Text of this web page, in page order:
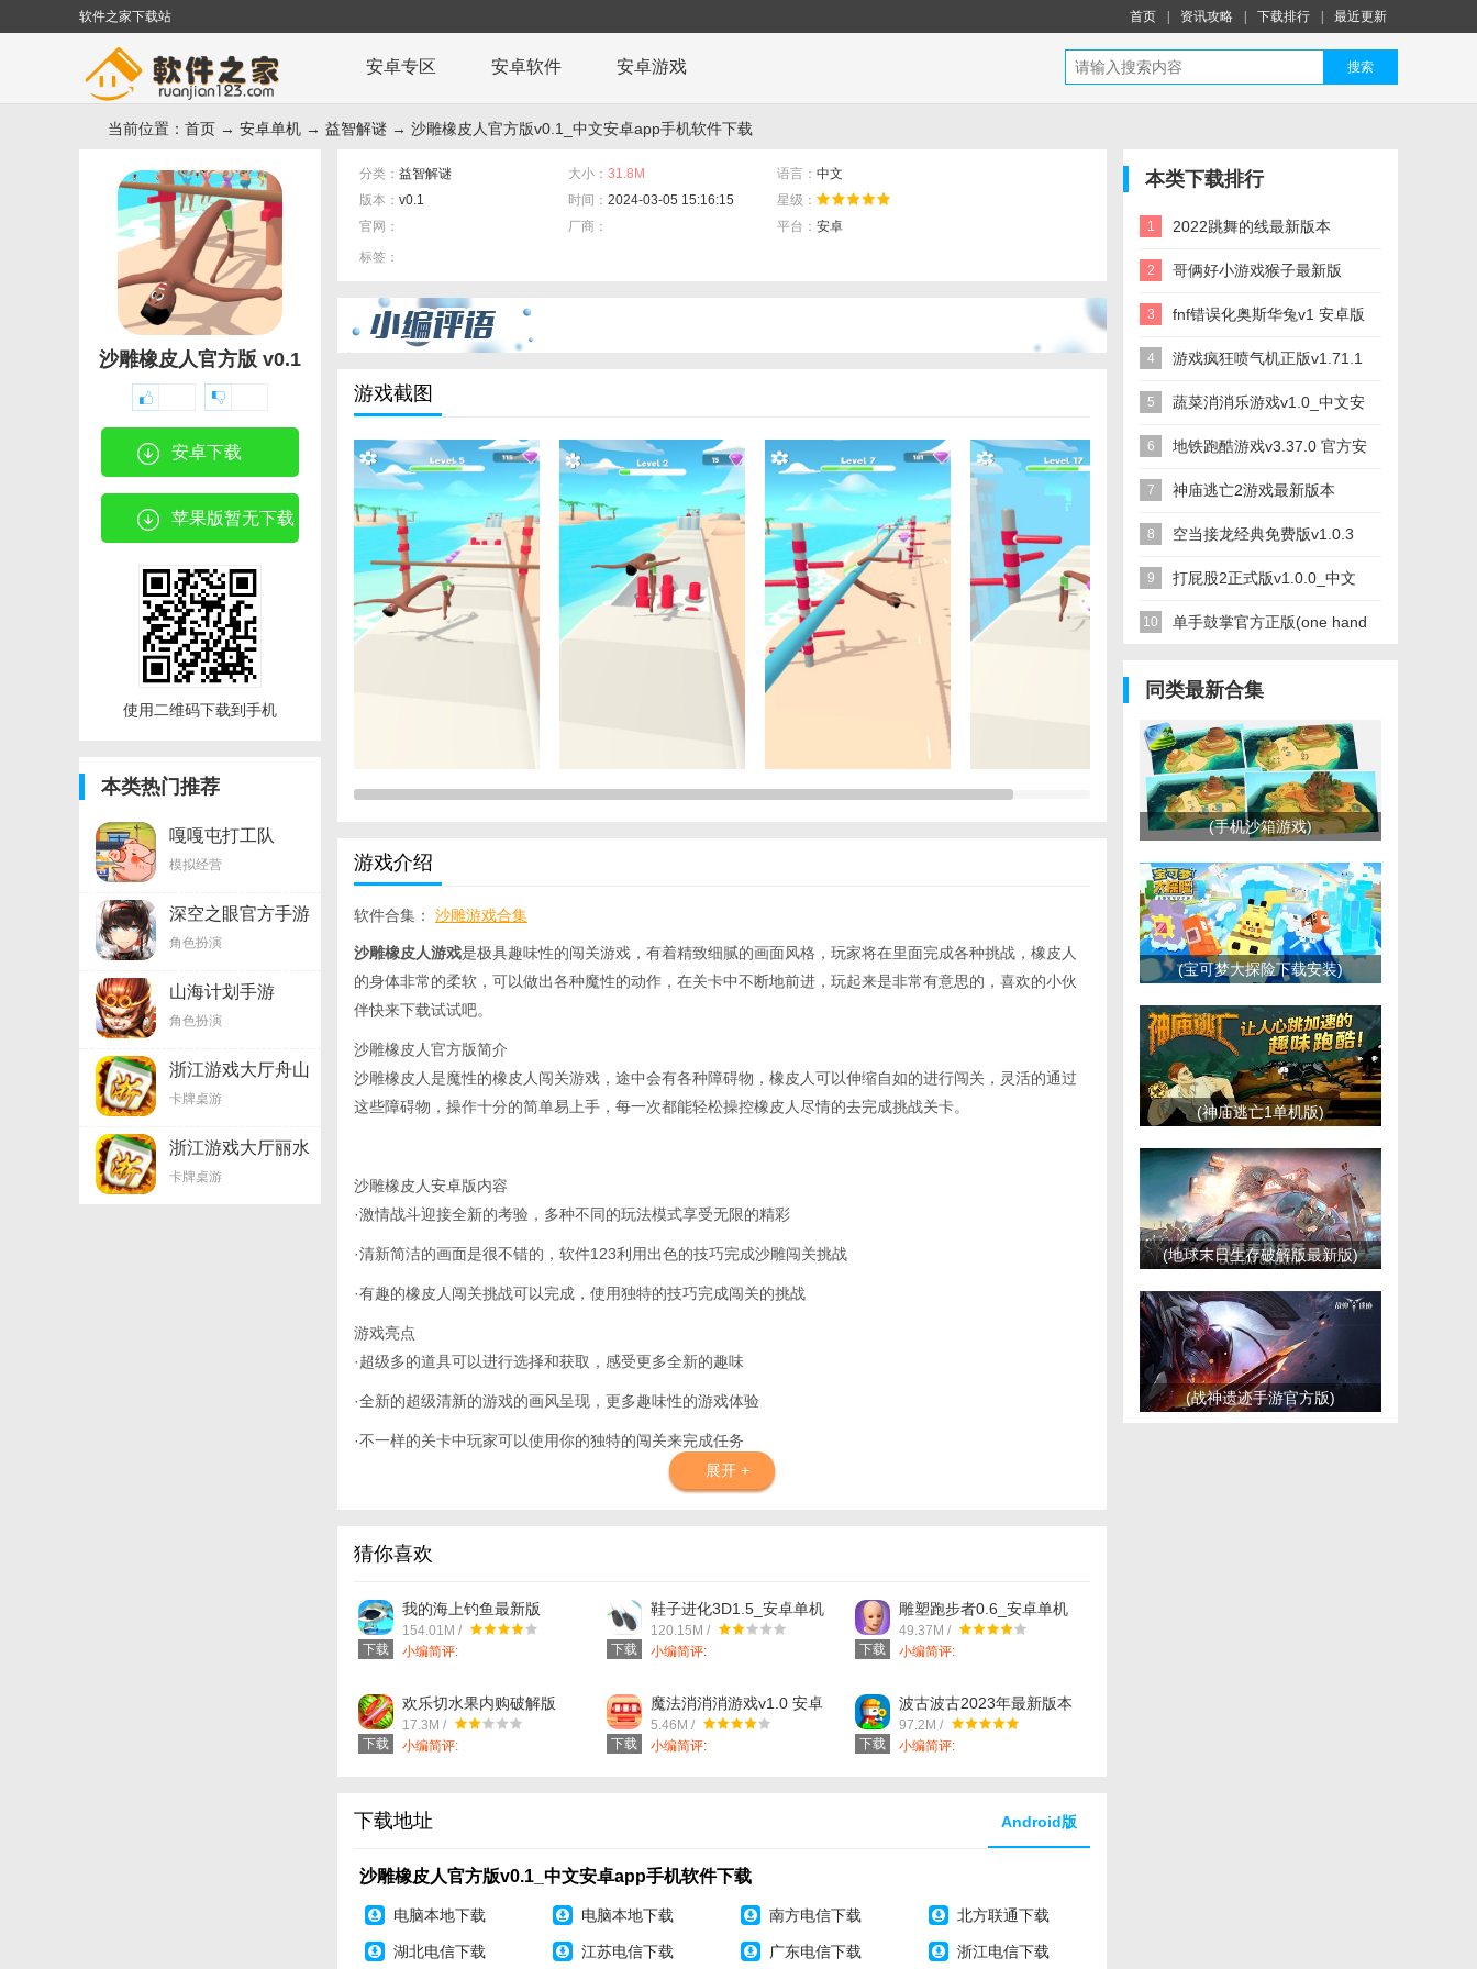
软件之家下载站 首页 资讯攻略 下载排行 最近更新
安卓专区 安卓软件 安卓游戏 搜索
当前位置： 首页 → 安卓单机 → 益智解谜 → 沙雕橡皮人官方版v0.1_中文安卓app手机软件下载
沙雕橡皮人官方版 v0.1
安卓下载
苹果版暂无下载
使用二维码下载到手机
本类热门推荐
嘎嘎屯打工队
模拟经营
深空之眼官方手游
角色扮演
山海计划手游
角色扮演
浙江游戏大厅舟山
卡牌桌游
浙江游戏大厅丽水
卡牌桌游
分类： 益智解谜 大小： 31.8M 语言： 中文
版本： v0.1 时间： 2024-03-05 15:16:15
星级：
官网：
厂商： 平台： 安卓
标签：
游戏截图
游戏介绍
软件合集： 沙雕游戏合集
沙雕橡皮人游戏是极具趣味性的闯关游戏，有着精致细腻的画面风格，玩家将在里面完成各种挑战，橡皮人
的身体非常的柔软，可以做出各种魔性的动作，在关卡中不断地前进，玩起来是非常有意思的，喜欢的小伙
伴快来下载试试吧。
沙雕橡皮人官方版简介
沙雕橡皮人是魔性的橡皮人闯关游戏，途中会有各种障碍物，橡皮人可以伸缩自如的进行闯关，灵活的通过
这些障碍物，操作十分的简单易上手，每一次都能轻松操控橡皮人尽情的去完成挑战关卡。
沙雕橡皮人安卓版内容
·激情战斗迎接全新的考验，多种不同的玩法模式享受无限的精彩
·清新简洁的画面是很不错的，软件123利用出色的技巧完成沙雕闯关挑战
·有趣的橡皮人闯关挑战可以完成，使用独特的技巧完成闯关的挑战
游戏亮点
·超级多的道具可以进行选择和获取，感受更多全新的趣味
·全新的超级清新的游戏的画风呈现，更多趣味性的游戏体验
·不一样的关卡中玩家可以使用你的独特的闯关来完成任务
·灵活控制躲避开无数攻击，冲刺前进
展开 +
猜你喜欢
下载
我的海上钓鱼最新版
v1.0.0 安卓版_中文安卓
app手机软件下载
154.01M /
小编简评:
下载
鞋子进化3D1.5_安卓单机
app手机游戏下载
120.15M /
小编简评:
下载
雕塑跑步者0.6_安卓单机
app手机游戏下载
49.37M /
小编简评:
下载
欢乐切水果内购破解版
v1.4_中文安卓app手机软
件下载
17.3M /
小编简评:
下载
魔法消消消游戏v1.0 安卓
版_中文安卓app手机软件
下载
5.46M /
小编简评:
下载
波古波古2023年最新版本
v1.0.248_中文安卓app手
机软件下载
97.2M /
小编简评:
下载地址 Android版
沙雕橡皮人官方版v0.1_中文安卓app手机软件下载
电脑本地下载 电脑本地下载 南方电信下载 北方联通下载
湖北电信下载 江苏电信下载 广东电信下载 浙江电信下载
本类下载排行
1 2022跳舞的线最新版本
v2.7.40.01 安卓正版_中文安
卓app手机软件下载
2 哥俩好小游戏猴子最新版
v1.0.1 安卓正版_中文安卓
app手机软件下载
3 fnf错误化奥斯华兔v1 安卓版
_中文安卓app手机软件下载
4 游戏疯狂喷气机正版v1.71.1
安卓最新版_中文安卓app手
机软件下载
5 蔬菜消消乐游戏v1.0_中文安
卓app手机软件下载
6 地铁跑酷游戏v3.37.0 官方安
卓版_中文安卓app手机软件
下载
7 神庙逃亡2游戏最新版本
v6.5.1 官方安卓中文版_中文
安卓app手机软件下载
8 空当接龙经典免费版v1.0.3
安卓版_中文安卓app手机软
件下载
9 打屁股2正式版v1.0.0_中文
安卓app手机软件下载
10 单手鼓掌官方正版(one hand
同类最新合集
(手机沙箱游戏)
(宝可梦大探险下载安装)
(神庙逃亡1单机版)
(地球末日生存破解版最新版)
(战神遗迹手游官方版)